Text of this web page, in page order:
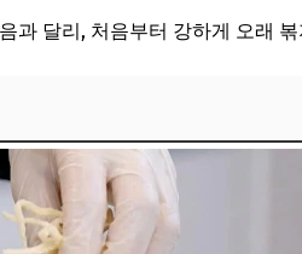
과 달리, 처음부터 강하게 오래